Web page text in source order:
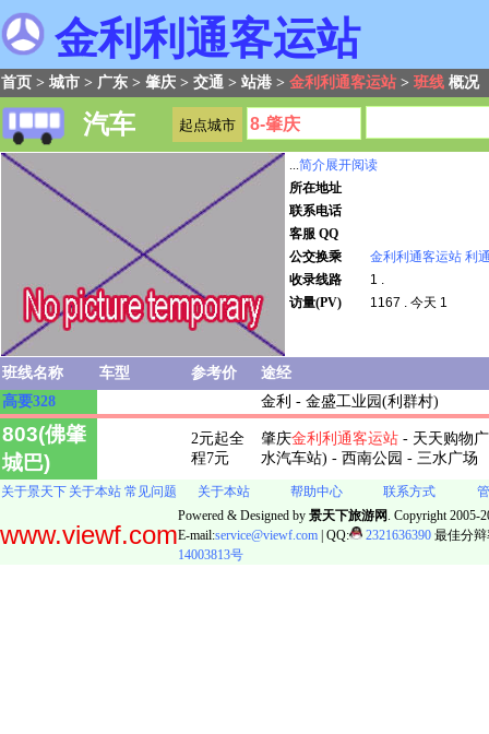
金利利通客运站
首页 > 城市 > 广东 > 肇庆 > 交通 > 站港 > 金利利通客运站 > 班线 概况
汽车
...简介展开阅读
所在地址
联系电话
客服 QQ
公交换乘
金利利通客运站 利
收录线路
1 .
访量(PV)
1167 . 今天 1
班线名称 车型 参考价
途经
高要328
金利 - 金盛工业园(利群村)
803(佛肇
城巴)
2元起全
程7元
肇庆金利 利通客运站 - 天天购物
水汽车站) - 西南公园 - 三水广场
关于景天下 关于本站 常见问题 关于本站 帮助中心 联系方式
www.viewf.com
Powered & Designed by 景天下旅游网 . Copyright 2005-
E-mail:service@viewf.com | QQ: 2321636390 最佳分
14003813号